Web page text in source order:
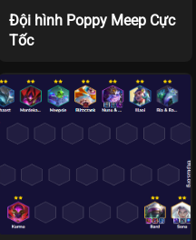
Đội hình Poppy Meep Cực
Tốc